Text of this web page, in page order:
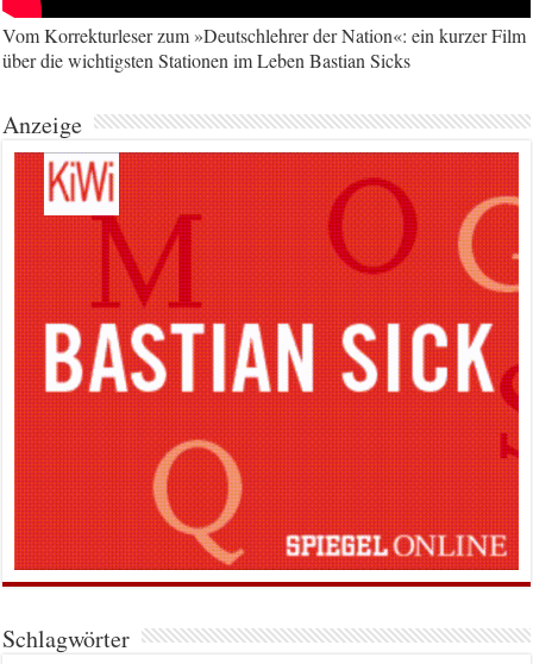
Vom Korrekturleser zum »Deutschlehrer der Nation«: ein kurzer Film
über die wichtigsten Stationen im Leben Bastian Sicks
Anzeige
Schlagwörter